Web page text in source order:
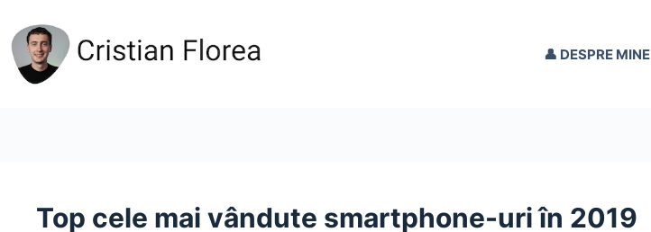
conținut
👤 DESPRE MINE
Top cele mai vândute smartphone-uri în 2019